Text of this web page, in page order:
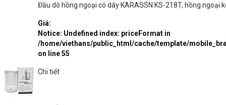
Đầu dò hồng ngoại có dây KARASSN KS-218T, hồng ngoại
Giá:
Notice: Undefined index: priceFormat in
/home/viethans/public_html/cache/template/
on line55
Chi tiết